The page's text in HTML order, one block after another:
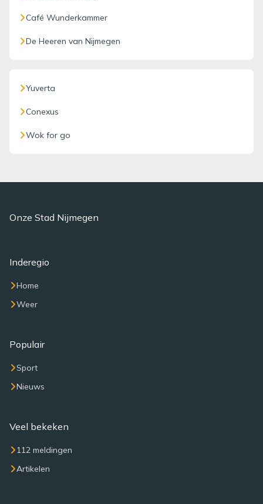
Café Wunderkammer
De Heeren van Nijmegen
Yuverta
Conexus
Wok for go
Onze Stad Nijmegen
Inderegio
Home
Weer
Populair
Sport
Nieuws
Veel bekeken
112 meldingen
Artikelen